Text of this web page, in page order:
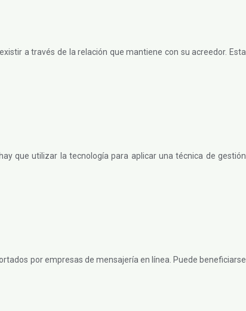
a través de la relación que mantiene con su acreedor. Esta
que utilizar la tecnología para aplicar una técnica de gestión
por empresas de mensajería en línea. Puede beneficiarse